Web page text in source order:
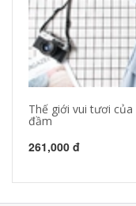
Thế giới vui tươi
đầm
261,000 đ